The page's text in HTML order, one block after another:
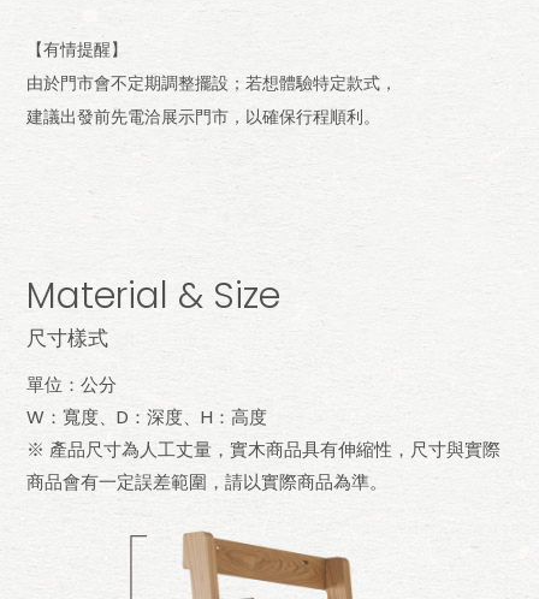
【有情提醒】
由於門市會不定期調整擺設；若想體驗特定款式，
建議出發前先電洽展示門市，以確保行程順利。
Material & Size
尺寸樣式
單位：公分
W：寬度、D：深度、H：高度
※ 產品尺寸為人工丈量，實木商品具有伸縮性，尺寸與實際
商品會有一定誤差範圍，請以實際商品為準。